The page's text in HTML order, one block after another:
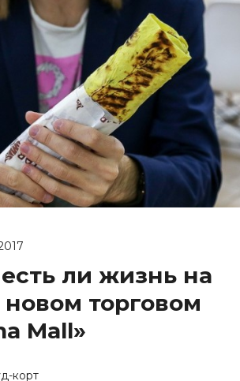
ли жизнь на
торговом
Mall»
корт